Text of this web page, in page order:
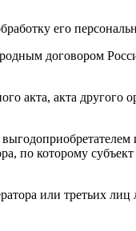
его
договором
акта, акта
по которому
или третьих